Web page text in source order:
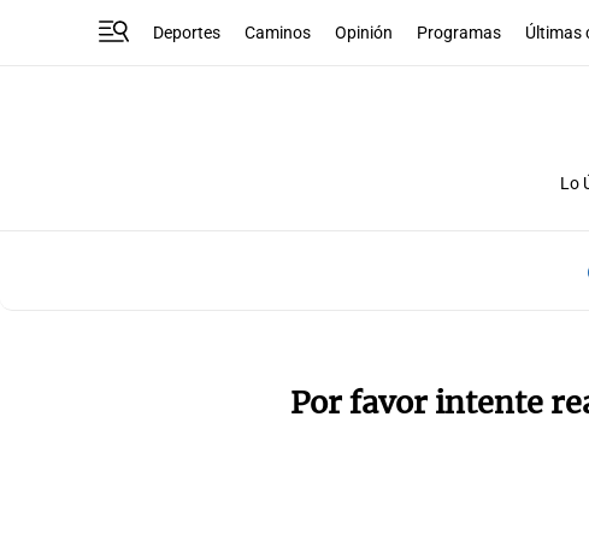
Deportes Caminos Opinión Programas Últimas
Lo
Por favor intente